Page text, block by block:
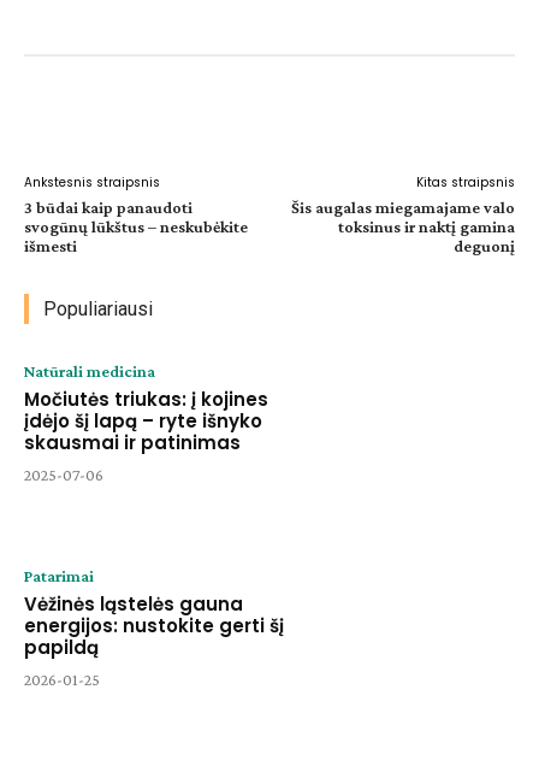
Ankstesnis straipsnis
3 būdai kaip panaudoti
svogūnų lūkštus – neskubėkite
išmesti
Kitas straipsnis
Šis augalas miegamajame valo
toksinus ir naktį gamina
deguonį
Populiariausi
Natūrali medicina
Močiutės triukas: į kojines
įdėjo šį lapą – ryte išnyko
skausmai ir patinimas
2025-07-06
Patarimai
Vėžinės ląstelės gauna
energijos: nustokite gerti šį
papildą
2026-01-25